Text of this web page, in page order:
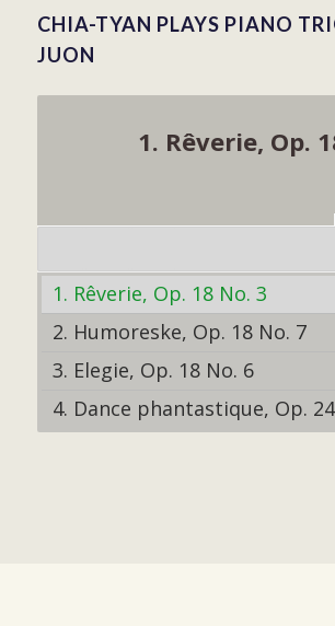
CHIA-TYAN PLAYS PIANO
JUON
1. Rêverie, Op.
1. Rêverie, Op. 18 No. 3
2. Humoreske, Op. 18 No. 7
3. Elegie, Op. 18 No. 6
4. Dance phantastique, Op.